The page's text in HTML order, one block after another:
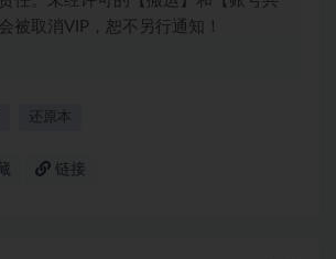
被取消VIP，恕不另行通知！
还原本
链接